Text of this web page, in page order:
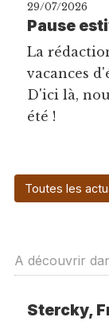
29/07/2026
Pause
La
vacances
D'ici là,
été !
Toutes les
A découvrir
Stercky,